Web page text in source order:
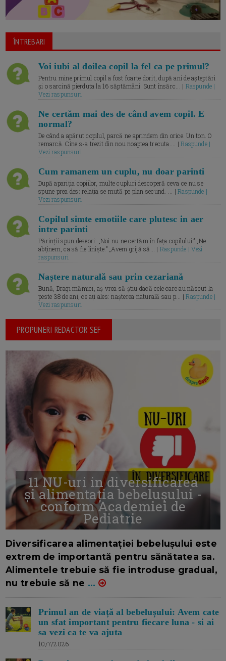
ÎNTREBARI
Voi iubi al doilea copil la fel ca pe primul?
Pentru mine primul copil a fost foarte dorit, după ani de așteptări
și o sarcină pierduta la 16 săptămâni. Sunt însărc... | Raspunde |
Vezi raspunsuri
Ne certăm mai des de când avem copil. E
normal?
De când a apărut copilul, parcă ne aprindem din orice. Un ton. O
remarcă. Cine s-a trezit din nou noaptea trecuta.... |Raspunde |
Vezi raspunsuri
Cum ramanem un cuplu, nu doar parinti
După apariția copiilor, multe cupluri descoperă ceva ce nu se
spune prea des: relația se mută pe plan secund. ... |Raspunde |
Vezi raspunsuri
Copilul simte emotiile care plutesc in aer
intre parinti
Părinții spun deseori: „Noi nu ne certăm în fața copilului.” „Ne
abținem, ca să fie liniște.” „Avem grijă să... | Raspunde | Vezi
raspunsuri
Naștere naturală sau prin cezariană
Bună, Dragi mămici, aș vrea să știu dacă cele care au născut la
peste 38 de ani, ce ați ales: nașterea naturală sau p... |Raspunde |
Vezi raspunsuri
PROPUNERI REDACTOR SEF
11 NU-uri in diversificarea
și alimentația bebelușului -
conform Academiei de
Pediatrie
Diversificarea alimentației bebelușului este
extrem de importantă pentru sănătatea sa.
Alimentele trebuie să fie introduse gradual,
nu trebuie să ne ...
Primul an de viață al bebelușului: Avem cate
un sfat important pentru fiecare luna - si ai
sa vezi ca te va ajuta
10/7/2026